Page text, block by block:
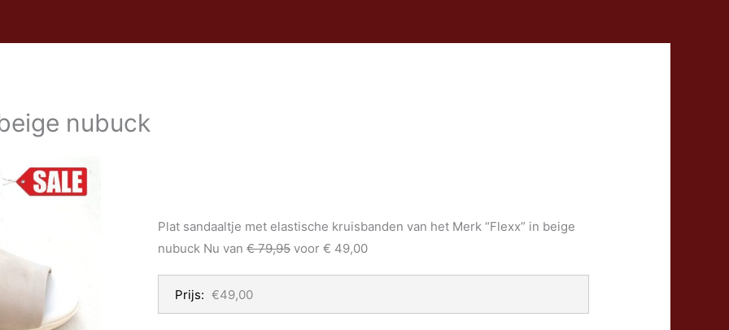
nubuck
Plat sandaaltje met elastische kruisbanden van het Merk “Flexx” in beige
nubuck Nu van€ 79,95 voor € 49,00
Prijs: €49,00